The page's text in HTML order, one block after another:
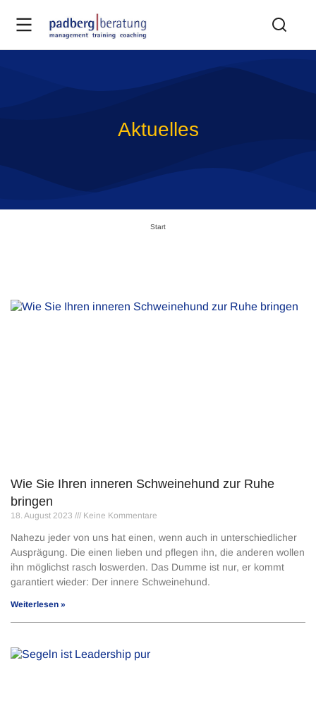
Aktuelles
Start
Wie Sie Ihren inneren Schweinehund zur Ruhe
bringen
18. August 2023 Keine Kommentare
Nahezu jeder von uns hat einen, wenn auch in unterschiedlicher
Ausprägung. Die einen lieben und pflegen ihn, die anderen wollen
ihn möglichst rasch loswerden. Das Dumme ist nur, er kommt
garantiert wieder: Der innere Schweinehund.
Weiterlesen »